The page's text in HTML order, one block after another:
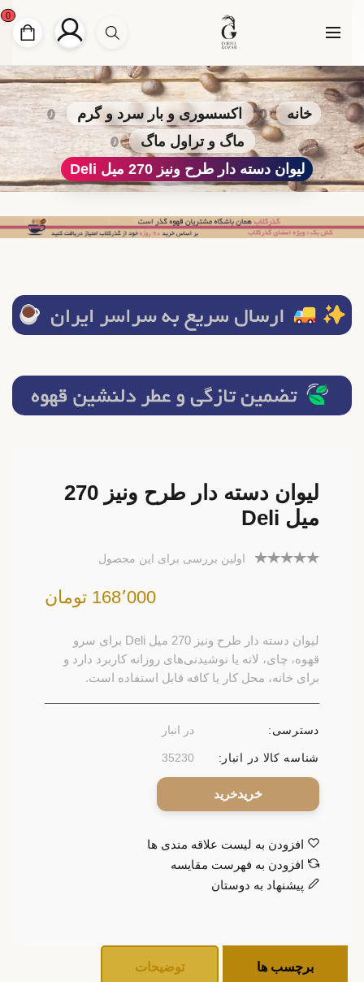
خانه
اکسسوری و بار سرد و گرم
ماگ و تراول ماگ
لیوان دسته دار طرح ونیز 270 میل Deli
لیوان دسته دار طرح ونیز 270
میل Deli
اولین بررسی برای این محصول
168٬000 تومان
لیوان دسته دار طرح ونیز 270 میل Deli برای سرو
قهوه، چای، لاته یا نوشیدنی‌های روزانه کاربرد دارد و
برای خانه، محل کار یا کافه قابل استفاده است.
دسترسی: در انبار
شناسه کالا در انبار: 35230
خرید
افزودن به لیست علاقه مندی ها
افزودن به فهرست مقایسه
پیشنهاد به دوستان
توضیحات برچسب ها